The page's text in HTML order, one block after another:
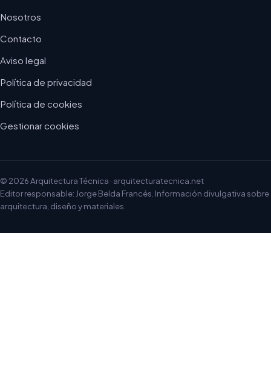
Nosotros
Contacto
Aviso legal
Política de privacidad
Política de cookies
Gestionar cookies
© 2026 Arquitectura Técnica · arquitecturatecnica.net
Editor responsable: Jorge Belda Francés. Información divulgativa sobre
arquitectura, diseño y materiales.